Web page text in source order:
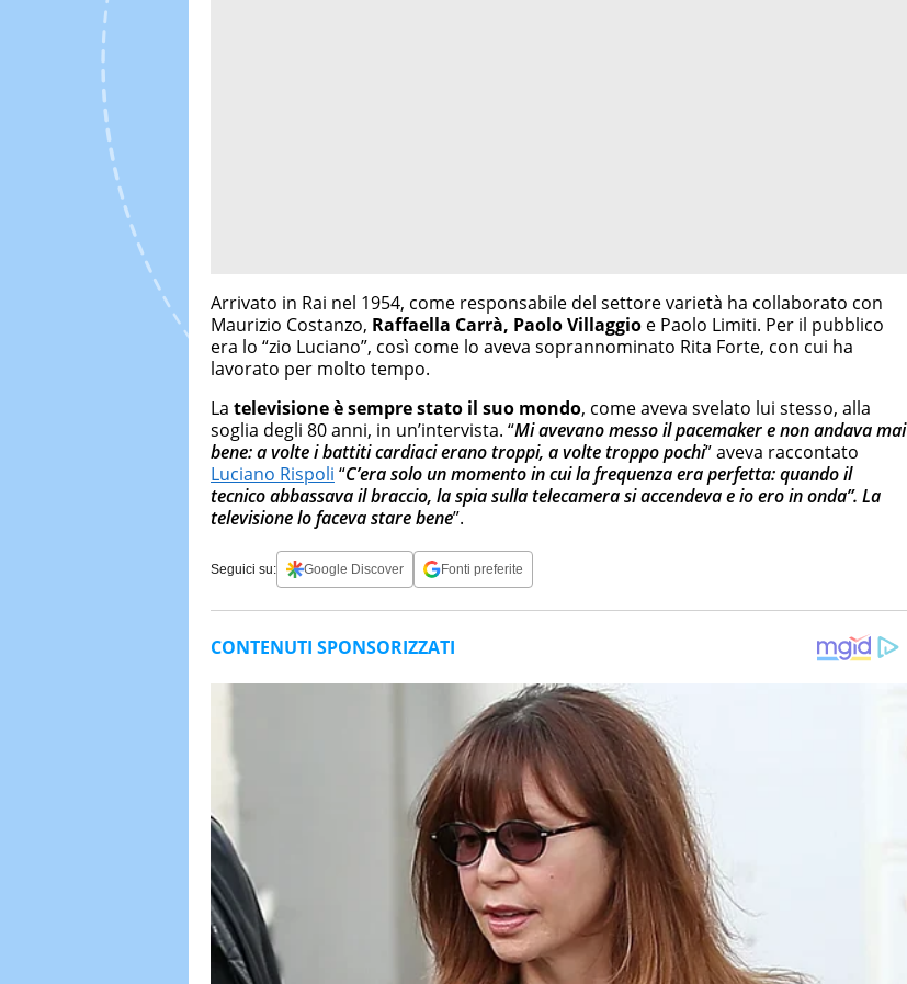
Arrivato in Rai nel 1954, come responsabile del settore varietà ha collaborato con
Maurizio Costanzo, Raffaella Carrà, Paolo Villaggio e Paolo Limiti. Per il pubblico
era lo “zio Luciano”, così come lo aveva soprannominato Rita Forte, con cui ha
lavorato per molto tempo.
La televisione è sempre stato il suo mondo, come aveva svelato lui stesso, alla
soglia degli 80 anni, in un’intervista. “Mi avevano messo il pacemaker e non andava mai
bene: a volte i battiti cardiaci erano troppi, a volte troppo pochi” aveva raccontato
Luciano Rispoli “C’era solo un momento in cui la frequenza era perfetta: quando il
tecnico abbassava il braccio, la spia sulla telecamera si accendeva e io ero in onda”. La
televisione lo faceva stare bene”.
Seguici su: Google Discover Fonti preferite